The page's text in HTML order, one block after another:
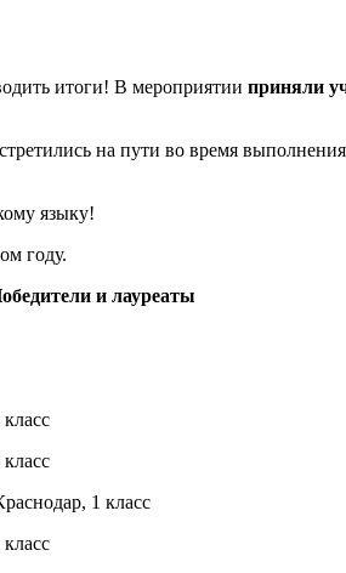
итоги! В мероприятии приняли
на пути во время
языку!
году.
и лауреаты
1 класс